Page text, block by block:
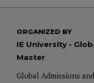
ORGANIZED BY
IE University -
Master
Global Admissions